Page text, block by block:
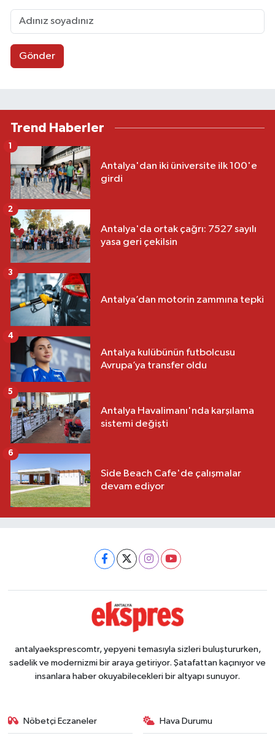
Gönder
Trend Haberler
Antalya'dan iki üniversite ilk 100'e
girdi
1
Antalya'da ortak çağrı: 7527 sayılı
yasa geri çekilsin
2
Antalya’dan motorin zammına tepki
3
Antalya kulübünün futbolcusu
Avrupa’ya transfer oldu
4
Antalya Havalimanı'nda karşılama
sistemi değişti
5
Side Beach Cafe'de çalışmalar
devam ediyor
6
antalyaeksprescomtr, yepyeni temasıyla sizleri buluştururken,
sadelik ve modernizmi bir araya getiriyor. Şatafattan kaçınıyor ve
insanlara haber okuyabilecekleri bir altyapı sunuyor.
Nöbetçi Eczaneler Hava Durumu